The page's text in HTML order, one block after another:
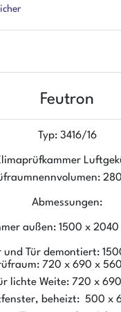
Feutron
Typ: 3416/16
Abmessungen:
außen: 1500 x 2040
Tür demontiert:
720 x 690 x
lichte Weite: 720 x
beheizt: 500 x